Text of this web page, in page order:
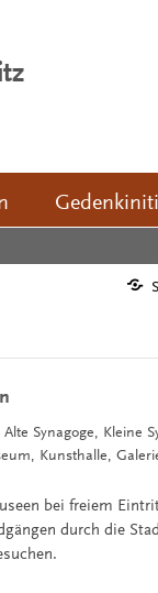
Synagoge, Kleine
Kunsthalle,
bei freiem
durch die